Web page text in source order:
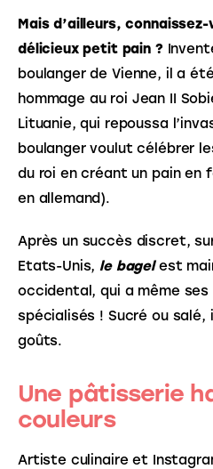
Mais d’ailleurs,
délicieux petit pain ?
boulanger de Vienne, il a
hommage au roi Jean II
Lituanie, qui repoussa
boulanger voulut célébrer
du roi en créant un pain en
en allemand).
Après un succès discret,
Etats-Unis, le bagel est
occidental, qui a même
spécialisés ! Sucré ou salé,
goûts.
Une pâtisserie
couleurs
Artiste culinaire et